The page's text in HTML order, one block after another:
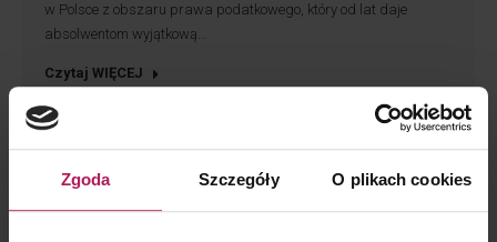
Zgoda Szczegóły O plikach cookies
w Polsce z obszaru prawa podatkowego, który od lat daje
absolwentom wyjątkową…
Czytaj WIĘCEJ